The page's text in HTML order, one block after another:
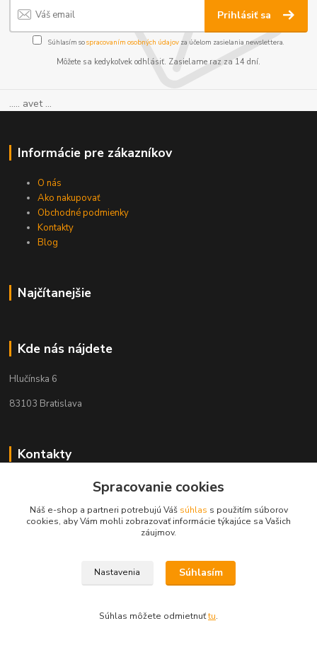
Prihlásiť sa
Súhlasím sospracovaním osobných údajov za účelom zasielania newslettera.
Môžete sa kedykoľvek odhlásiť. Zasielame raz za 14 dní.
..... avet ...
Informácie pre zákazníkov
O nás
Ako nakupovať
Obchodné podmienky
Kontakty
Blog
Najčítanejšie
Kde nás nájdete
Hlučínska 6
83103 Bratislava
Kontakty
+421 908 678 479
info@audiovideoshop.sk
Spracovanie cookies
Náš e-shop a partneri potrebujú Váš súhlas s použitím súborov
cookies, aby Vám mohli zobrazovať informácie týkajúce sa Vašich
záujmov.
Nastavenia Súhlasím
Súhlas môžete odmietnuťtu.